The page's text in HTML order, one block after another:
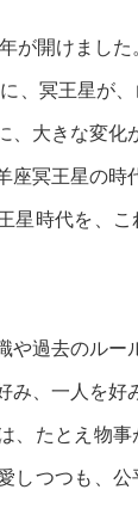
が開けました
、冥王星が
、大きな変化
座冥王星の
星時代を、
や過去のルー
み、一人を
、たとえ物
しつつも、